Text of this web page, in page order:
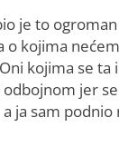
je to
o kojima
kojima se ta
jer
ja sam